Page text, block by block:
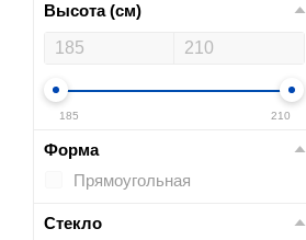
170
190
Высота (см)
185 210
Форма
Прямоугольная
Стекло